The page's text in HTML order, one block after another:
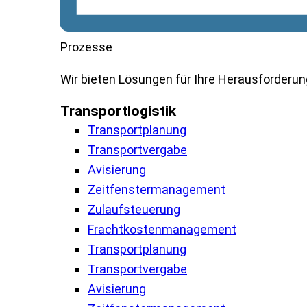
Prozesse
Wir bieten Lösungen für Ihre
Transportlogistik
Transportplanung
Transportvergabe
Avisierung
Zeitfenstermanagement
Zulaufsteuerung
Frachtkostenmanagement
Transportplanung
Transportvergabe
Avisierung